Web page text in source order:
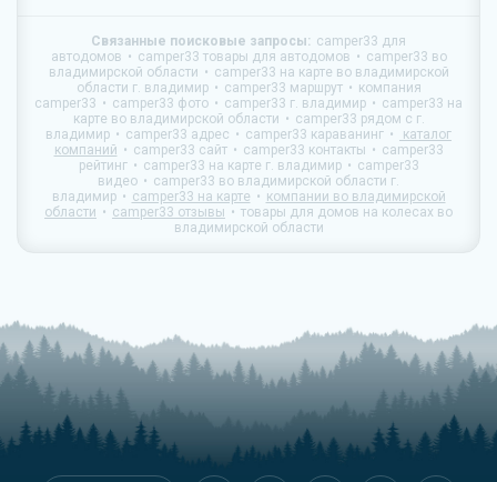
Связанные поисковые запросы: camper33 для
автодомов
camper33 товары для автодомов
camper33 во
владимирской области
camper33 на карте во владимирской
области г. владимир
camper33 маршрут
компания
camper33
camper33 фото camper33 г. владимир
camper33 на
карте во владимирской области
camper33 рядом с г.
владимир
camper33 адрес camper33 караванинг
каталог
компаний
camper33 сайт camper33 контакты
camper33
рейтинг
camper33 на карте г. владимир
camper33
видео
camper33 во владимирской области г.
владимир
camper33 на карте
компании во владимирской
области
camper33 отзывы
товары для домов на колесах во
владимирской области